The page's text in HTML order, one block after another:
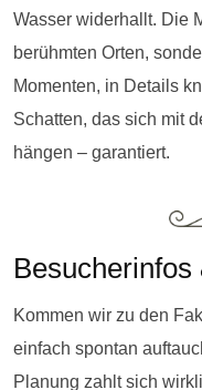
Wasser widerhallt. Die
berühmten Orten,
Momenten, in Details
Schatten, das sich mit
hängen – garantiert.
Kommen wir zu den
einfach spontan
Planung zahlt sich